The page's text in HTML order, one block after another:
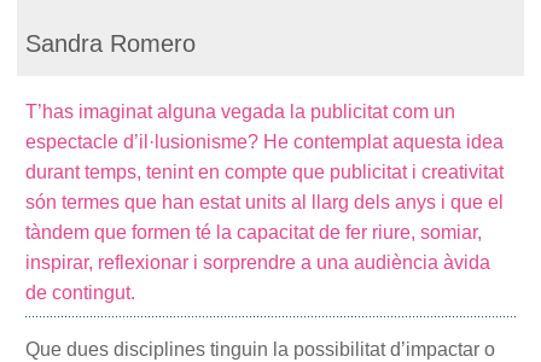
Sandra Romero
T’has imaginat alguna vegada la publicitat com un
espectacle d’il·lusionisme? He contemplat aquesta idea
durant temps, tenint en compte que publicitat i creativitat
són termes que han estat units al llarg dels anys i que el
tàndem que formen té la capacitat de fer riure, somiar,
inspirar, reflexionar i sorprendre a una audiència àvida
de contingut.
Que dues disciplines tinguin la possibilitat d’impactar o